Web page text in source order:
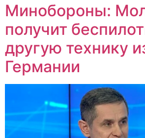
Минобороны:
получит
другую технику
Германии